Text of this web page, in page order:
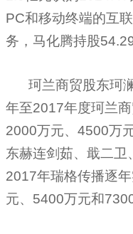
PC和移动终端的互
务，马化腾持股
珂兰商贸股东珂
年至2017年度珂兰
2000万元、 4500万
东赫连剑茹、戢二卫
2017年瑞格传播逐
元、 5400万元和